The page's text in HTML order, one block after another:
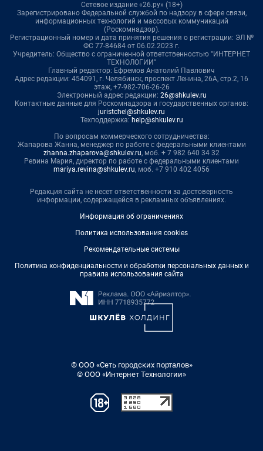
Сетевое издание «26.ру» (18+)
Зарегистрировано Федеральной службой по надзору в сфере связи,
информационных технологий и массовых коммуникаций
(Роскомнадзор).
Регистрационный номер и дата принятия решения о регистрации: ЭЛ №
ФС 77-84684 от 06.02.2023 г.
Учредитель: Общество с ограниченной ответственностью "ИНТЕРНЕТ
ТЕХНОЛОГИИ"
Главный редактор: Ефремов Анатолий Павлович
Адрес редакции: 454091, г. Челябинск, проспект Ленина, 26А, стр.2, 16
этаж, +7-982-706-26-26
Электронный адрес редакции: 26@shkulev.ru
Контактные данные для Роскомнадзора и государственных органов:
juristchel@shkulev.ru
Техподдержка: help@shkulev.ru
По вопросам коммерческого сотрудничества:
Жапарова Жанна, менеджер по работе с федеральными клиентами
zhanna.zhaparova@shkulev.ru, моб. + 7 982 640 34 32
Ревина Мария, директор по работе с федеральными клиентами
mariya.revina@shkulev.ru, моб. +7 910 402 4056
Редакция сайта не несет ответственности за достоверность
информации, содержащейся в рекламных объявлениях.
Информация об ограничениях
Политика использования cookies
Рекомендательные системы
Политика конфиденциальности и обработки персональных данных и
правила использования сайта
© ООО «Сеть городских порталов»
© ООО «Интернет Технологии»